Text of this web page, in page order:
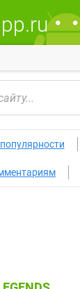
популярности